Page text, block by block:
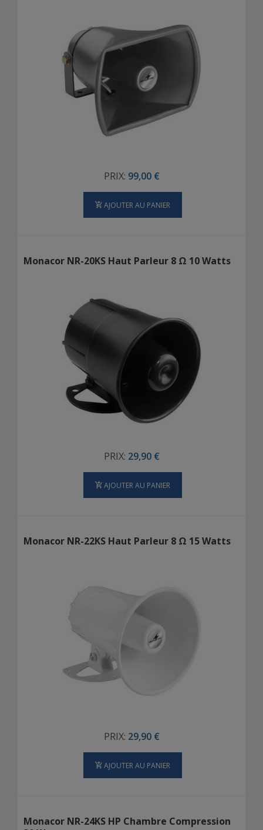
PRIX: 99,00 €
AJOUTER AU PANIER
Monacor NR-20KS Haut Parleur 8 Ω 10 Watts
PRIX: 29,90 €
AJOUTER AU PANIER
Monacor NR-22KS Haut Parleur 8 Ω 15 Watts
PRIX: 29,90 €
AJOUTER AU PANIER
Monacor NR-24KS HP Chambre Compression